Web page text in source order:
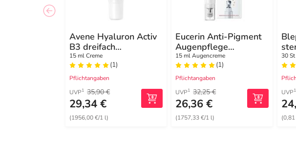
Avene Hyaluron Activ
B3 dreifach
korrigierende
Augenpflege
15 ml Creme
(1)
Pflichtangaben
UVP1 35,90 €
29,34 €
(1956,00 €/1 l)
Eucerin Anti-Pigment
Augenpflege
Augenringe
15 ml Augencreme
(1)
Pflichtangaben
UVP1 32,25 €
26,36 €
(1757,33 €/1 l)
30
UVP1